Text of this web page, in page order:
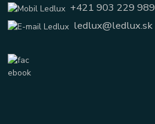
+421 903 229 989
ledlux@ledlux.sk